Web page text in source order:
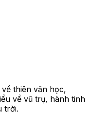
thiên văn học,
về vũ trụ, hành tinh
trời.